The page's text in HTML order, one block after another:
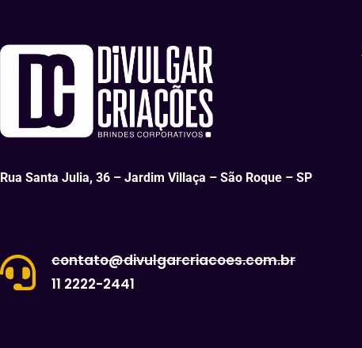
Rua Santa Julia, 36 – Jardim Villaça – São Roque – SP
contato@divulgarcriacoes.com.br
11 2222-2441